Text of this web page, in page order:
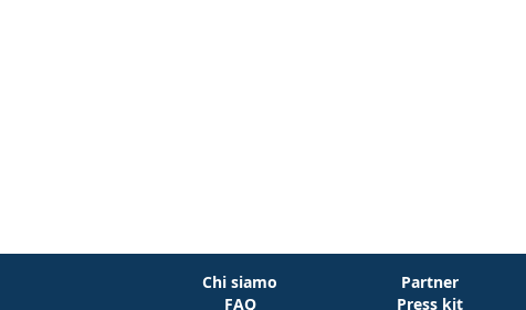
Chi siamo
FAQ
Partner
Press kit